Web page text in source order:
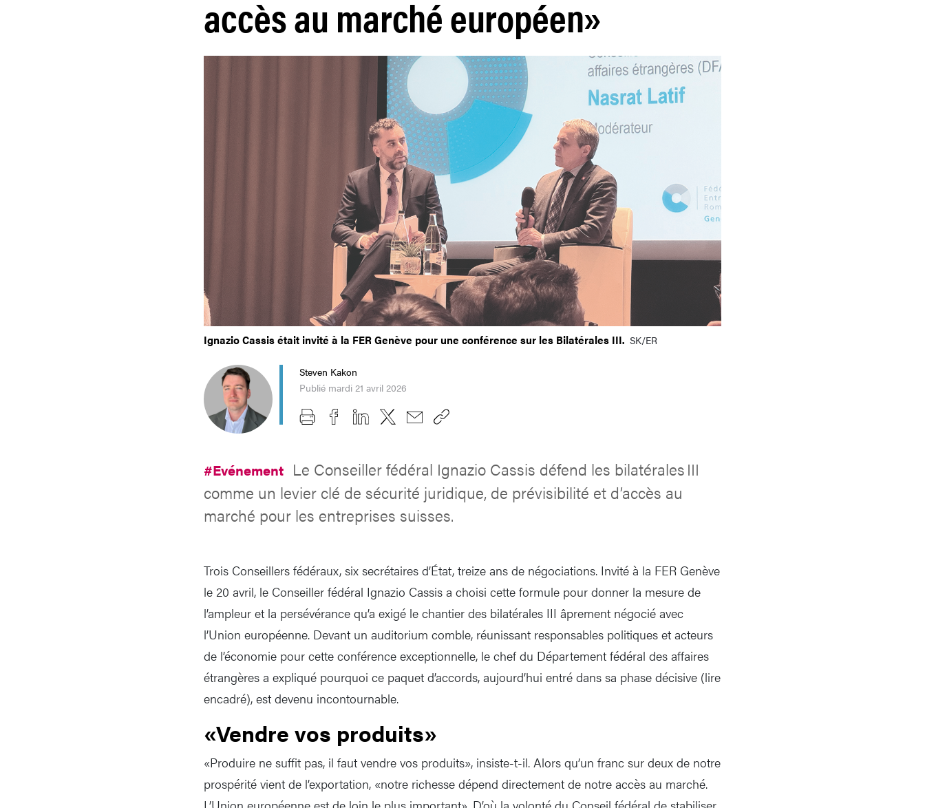
accès au marché européen»
Ignazio Cassis était invité à la FER Genève pour une conférence sur les Bilatérales III. SK/ER
Steven Kakon
Publié mardi 21 avril 2026
#Evénement Le Conseiller fédéral Ignazio Cassis défend les bilatérales III
comme un levier clé de sécurité juridique, de prévisibilité et d’accès au
marché pour les entreprises suisses.
Trois Conseillers fédéraux, six secrétaires d’État, treize ans de négociations. Invité à la FER Genève
le 20 avril, le Conseiller fédéral Ignazio Cassis a choisi cette formule pour donner la mesure de
l’ampleur et la persévérance qu’a exigé le chantier des bilatérales III âprement négocié avec
l’Union européenne. Devant un auditorium comble, réunissant responsables politiques et acteurs
de l’économie pour cette conférence exceptionnelle, le chef du Département fédéral des affaires
étrangères a expliqué pourquoi ce paquet d’accords, aujourd’hui entré dans sa phase décisive (lire
encadré), est devenu incontournable.
«Vendre vos produits»
«Produire ne suffit pas, il faut vendre vos produits», insiste-t-il. Alors qu’un franc sur deux de notre
prospérité vient de l’exportation, «notre richesse dépend directement de notre accès au marché.